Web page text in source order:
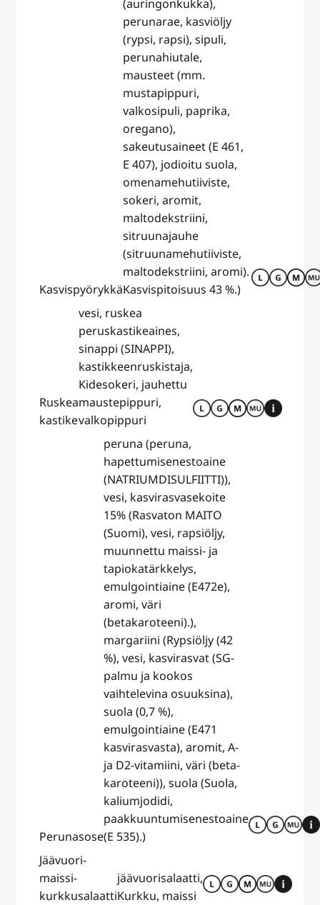
Kasvispyörykkä
(auringonkukka),
perunarae, kasviöljy
(rypsi, rapsi), sipuli,
perunahiutale,
mausteet (mm.
mustapippuri,
valkosipuli, paprika,
oregano),
sakeutusaineet (E 461,
E 407), jodioitu suola,
omenamehutiiviste,
sokeri, aromit,
maltodekstriini,
sitruunajauhe
(sitruunamehutiiviste,
maltodekstriini, aromi).
Kasvispitoisuus 43 %.)
Ruskea
kastike
vesi, ruskea
peruskastikeaines,
sinappi (SINAPPI),
kastikkeenruskistaja,
Kidesokeri, jauhettu
maustepippuri,
valkopippuri
Perunasose
peruna (peruna,
hapettumisenestoaine
( NATRIUMDISULFIITTI)),
vesi, kasvirasvasekoite
15% (Rasvaton MAITO
(Suomi), vesi, rapsiöljy,
muunnettu maissi- ja
tapiokatärkkelys,
emulgointiaine (E472e),
aromi, väri
(betakaroteeni).),
margariini (Rypsiöljy (42
%), vesi, kasvirasvat (SG-
palmu ja kookos
vaihtelevina osuuksina),
suola (0,7 %),
emulgointiaine (E471
kasvirasvasta), aromit, A-
ja D2-vitamiini, väri (beta-
karoteeni)), suola (Suola,
kaliumjodidi,
paakkuuntumisenestoaine
(E 535).)
Jäävuori-
maissi-
kurkkusalaatti
jäävuorisalaatti,
Kurkku, maissi